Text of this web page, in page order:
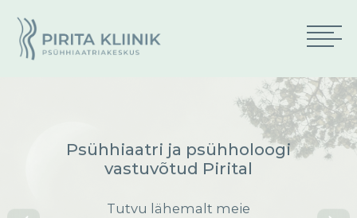
Psühhiaatri ja psühholoogi
vastuvõtud Pirital
Tutvu lähemalt meie